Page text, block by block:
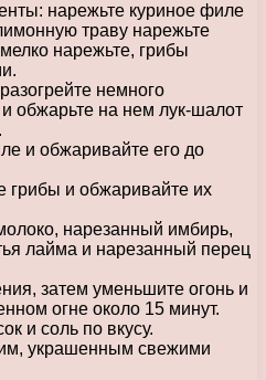
нарежьте куриное филе
траву нарежьте
нарежьте, грибы
немного
и обжарьте на нем лук-шалот
и обжаривайте его до
грибы и обжаривайте их
нарезанный имбирь,
лайма и нарезанный перец
затем уменьшите огонь и
огне около 15 минут.
и соль по вкусу.
украшенным свежими